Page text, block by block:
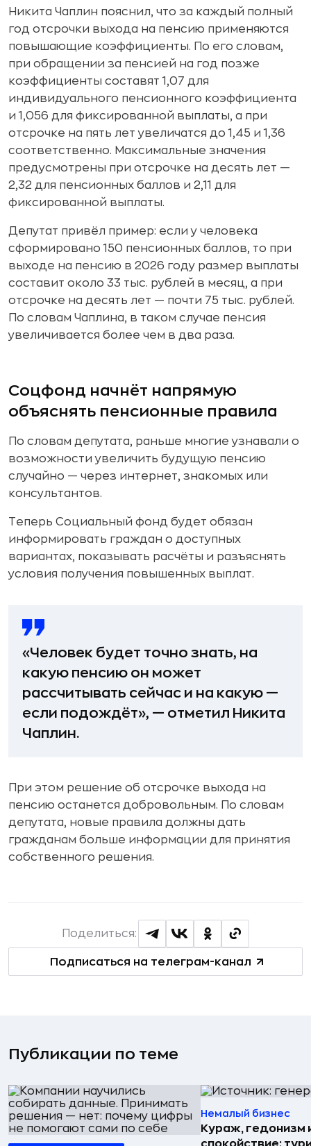
Никита Чаплин пояснил, что за каждый полный
год отсрочки выхода на пенсию применяются
повышающие коэффициенты. По его словам,
при обращении за пенсией на год позже
коэффициенты составят 1,07 для
индивидуального пенсионного коэффициента
и 1,056 для фиксированной выплаты, а при
отсрочке на пять лет увеличатся до 1,45 и 1,36
соответственно. Максимальные значения
предусмотрены при отсрочке на десять лет —
2,32 для пенсионных баллов и 2,11 для
фиксированной выплаты.
Депутат привёл пример: если у человека
сформировано 150 пенсионных баллов, то при
выходе на пенсию в 2026 году размер выплаты
составит около 33 тыс. рублей в месяц, а при
отсрочке на десять лет — почти 75 тыс. рублей.
По словам Чаплина, в таком случае пенсия
увеличивается более чем в два раза.
Соцфонд начнёт напрямую
объяснять пенсионные правила
По словам депутата, раньше многие узнавали о
возможности увеличить будущую пенсию
случайно — через интернет, знакомых или
консультантов.
Теперь Социальный фонд будет обязан
информировать граждан о доступных
вариантах, показывать расчёты и разъяснять
условия получения повышенных выплат.
«Человек будет точно знать, на
какую пенсию он может
рассчитывать сейчас и на какую —
если подождёт», — отметил Никита
Чаплин.
При этом решение об отсрочке выхода на
пенсию останется добровольным. По словам
депутата, новые правила должны дать
гражданам больше информации для принятия
собственного решения.
Подписаться на телеграм-канал
Поделиться:
Публикации по теме
Немалый бизнес
Кураж, гедонизм